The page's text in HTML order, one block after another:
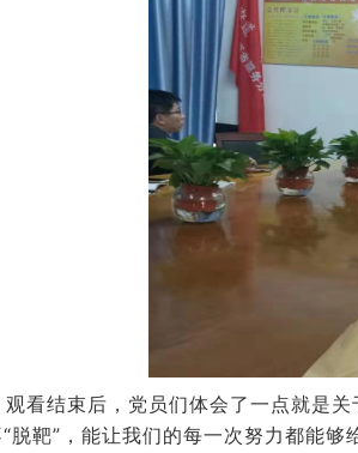
结束后，党员们体会了一点就是关
脱靶”，能让我们的每一次努力都能够